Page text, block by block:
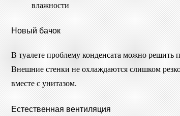
влажности
Новый бачок
В туалете проблему конденсата можно решить
Внешние стенки не охлаждаются слишком
вместе с унитазом.
Естественная вентиляция